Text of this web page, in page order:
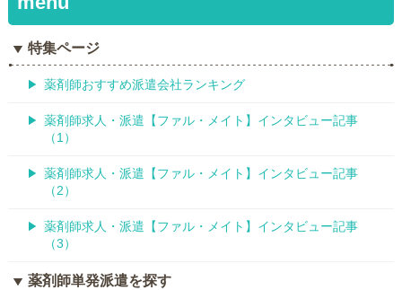
特集ページ
薬剤師おすすめ派遣会社ランキング
薬剤師求人・派遣【ファル・メイト】インタビュー記事
（1）
薬剤師求人・派遣【ファル・メイト】インタビュー記事
（2）
薬剤師求人・派遣【ファル・メイト】インタビュー記事
（3）
薬剤師単発派遣を探す